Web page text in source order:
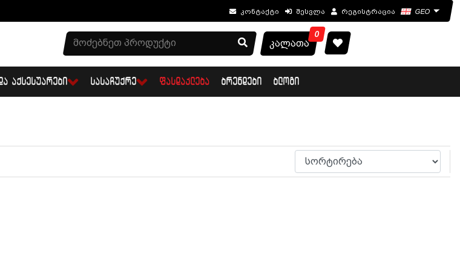
კონტაქტი შესვლა რეგისტრაცია GEO
0
კალათა
ᲐᲥᲡᲔᲡᲣᲐᲠᲔᲑᲘ ᲡᲐᲡᲐᲩᲣᲥᲠᲔ ᲤᲐᲡᲓᲐᲙᲚᲔᲑᲐ ᲑᲠᲔᲜᲓᲔᲑᲘ ᲑᲚᲝᲒᲘ